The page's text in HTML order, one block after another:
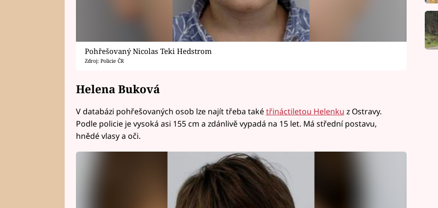
Pohřešovaný Nicolas Teki Hedstrom
Zdroj: Policie ČR
Helena Buková
V databázi pohřešovaných osob lze najít třeba takétřináctiletou Helenku z Ostravy.
Podle policie je vysoká asi 155 cm a zdánlivě vypadá na 15 let. Má střední postavu,
hnědé vlasy a oči.